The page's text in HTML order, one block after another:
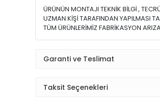
ÜRÜNÜN MONTAJI TEKNİK BİLGİ ,
UZMAN KİŞİ TARAFINDAN YAPILMASI
TÜM ÜRÜNLERİMİZ FABRİKASYON
Garanti ve Teslimat
Taksit Seçenekleri